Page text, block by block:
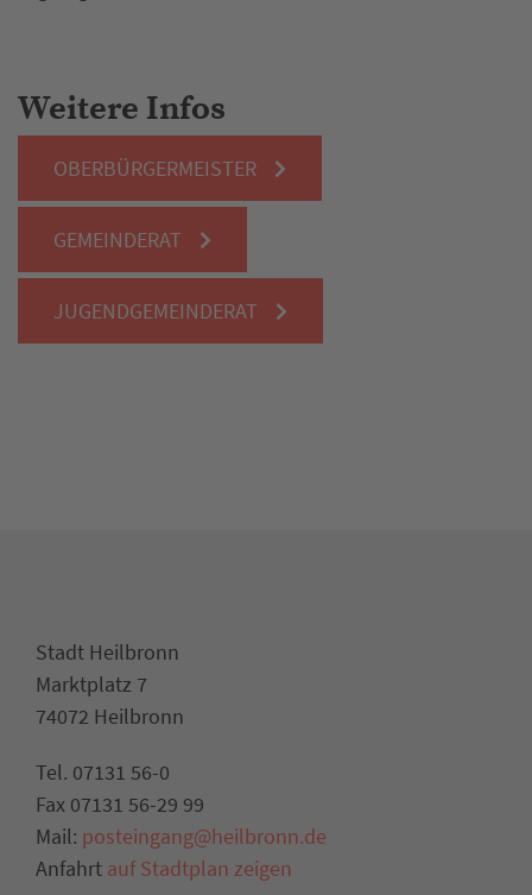
Weitere Infos
OBERBÜRGERMEISTER
GEMEINDERAT
JUGENDGEMEINDERAT
Stadt Heilbronn
Marktplatz 7
74072 Heilbronn
Tel. 07131 56-0
Fax 07131 56-29 99
Mail: posteingang@heilbronn.de
Anfahrt auf Stadtplan zeigen